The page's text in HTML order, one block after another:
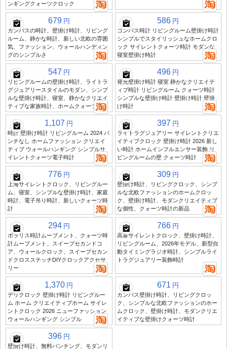
ンギングクォーツクロック
679 円
カンバスの時計、壁掛け時計、リビング
ルーム、静かな時計、新しい北欧の雰囲
気、ファッション、ウォールハンディン
グのシンプルさ
586 円
コンバス時計 リビングルーム壁掛け時計
シンプルでスタイリッシュなホームクロ
ック サイレントクォーツ時計 モダンな
寝室壁掛け時計
547 円
リビングルームの壁掛け時計、ライトラ
グジュアリースタイルのモダン、シンプ
ルな壁掛け時計、寝室、静かなクリエイ
ティブな家族時計、ホームクォーツ時計
496 円
発光壁掛け時計 寝室 静かなクリエイテ
ィブ時計 リビングルーム クォーツ時計
シンプルな壁掛け時計 壁掛け時計 壁掛
け時計
1,107 円
時計 壁掛け時計 リビングルーム 2024 パ
ンチなし ホームファッション クリエイ
ティブ ウォールハンギング シンプルサ
イレントクォーツ電子時計
397 円
ライトラグジュアリー サイレントクリエ
イティブクロック 壁掛け時計 2026 新し
い時計 ホームインフルエンサー装飾 リ
ビングルームの壁 クォーツ時計
776 円
上海サイレントクロック、リビングルー
ム、寝室、シンプルな壁掛け時計、家庭
時計、電子吊り時計、新しいクォーツ時
計
309 円
壁掛け時計、リビングクロック、シンプ
ルな北欧ファッションのホームクロッ
ク、壁掛け時計、モダンクリエイティブ
な個性、クォーツ時計の新品
294 円
ポラリス時計ムーブメント、クォーツ時
計ムーブメント、スイープセカンドコ
ア、ウォールクロック、スイープセカン
ドクロスステッチDIYクロックアクセサ
リー
766 円
高寨サイレントクロック、壁掛け時計、
リビングルーム、2026年モデル、新型自
動タイミングラジオ時計、シンプルライ
トラグジュアリー装飾時計
1,370 円
デリクロック 壁掛け時計 リビングルー
ム ホーム クリエイティブホーム サイレ
ントクロック 2026 ニューファッション
ウォールハンギング シンプル
671 円
カンバス壁掛け時計、リビングクロッ
ク、シンプルな北欧ファッションのホー
ムクロック、壁掛け時計、モダンクリエ
イティブな壁掛けクォーツ時計
396 円
壁掛け時計、無料パンチング、モダンリ